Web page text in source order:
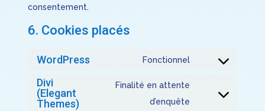
consentement.
6. Cookies placés
WordPress
Fonctionnel
Consent
service
Divi
(Elegant
Themes)
Finalité en attente
d’enquête
Consent